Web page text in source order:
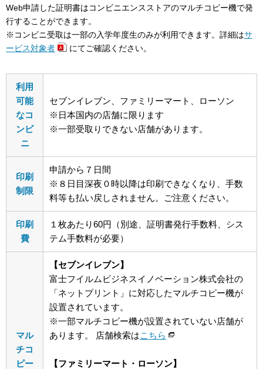
Web申請した証明書はコンビニエンスストアのマルチコピー機で発
行することができます。
※コンビニ受取は一部の入学年度生のみが利用できます。詳細はサ
ービス対象者
にてご確認ください。
利用
可能
なコ
ンビ
ニ
セブンイレブン、ファミリーマート、ローソン
※日本国内の店舗に限ります
※一部受取りできない店舗があります。
印刷
制限
申請から７日間
※８日目深夜０時以降は印刷できなくなり、手数
料等も払い戻しされません。ご注意ください。
印刷
費
１枚あたり60円（別途、証明書発行手数料、シス
テム手数料が必要）
マル
チコ
ピー
【セブンイレブン】
富士フイルムビジネスイノベーション株式会社の
「ネットプリント」に対応したマルチコピー機が
設置されています。
※一部マルチコピー機が設置されていない店舗が
あります。 店舗検索はこちら
【ファミリーマート・ローソン】